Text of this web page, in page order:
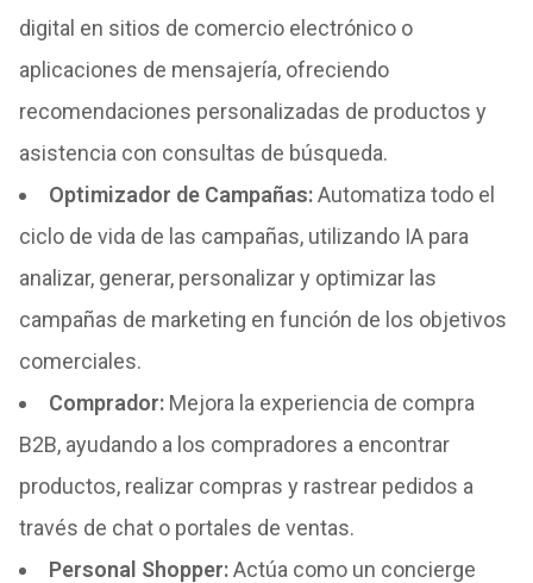
digital en sitios de comercio electrónico o
aplicaciones de mensajería, ofreciendo
recomendaciones personalizadas de productos y
asistencia con consultas de búsqueda.
Optimizador de Campañas:Automatiza todo el
ciclo de vida de las campañas, utilizando IA para
analizar, generar, personalizar y optimizar las
campañas de marketing en función de los objetivos
comerciales.
Comprador:Mejora la experiencia de compra
B2B, ayudando a los compradores a encontrar
productos, realizar compras y rastrear pedidos a
través de chat o portales de ventas.
Personal Shopper:Actúa como un concierge